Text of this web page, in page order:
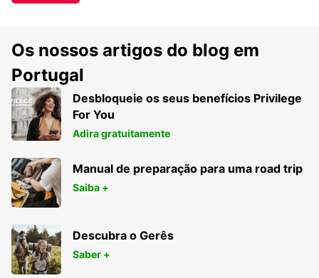
Os nossos artigos do blog em
Portugal
Desbloqueie os seus benefícios Privilege
For You
Adira gratuitamente
Manual de preparação para uma road trip
Saiba +
Descubra o Gerês
Saber +